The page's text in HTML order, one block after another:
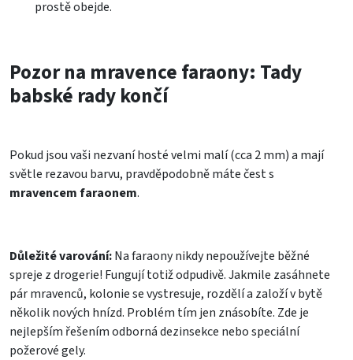
prostě obejde.
Pozor na mravence faraony: Tady
babské rady končí
Pokud jsou vaši nezvaní hosté velmi malí (cca 2 mm) a mají
světle rezavou barvu, pravděpodobně máte čest s
mravencem faraonem.
Důležité varování:Na faraony nikdy nepoužívejte běžné
spreje z drogerie! Fungují totiž odpudivě. Jakmile zasáhnete
pár mravenců, kolonie se vystresuje, rozdělí a založí v bytě
několik nových hnízd. Problém tím jen znásobíte. Zde je
nejlepším řešením odborná dezinsekce nebo speciální
požerové gely.